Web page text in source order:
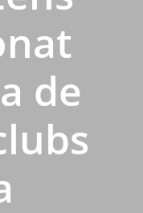
de